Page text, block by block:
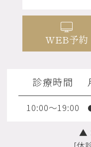
WEB予約
診療時間
10:00～19:00
▲